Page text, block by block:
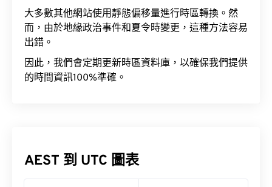
大多數其他網站使用靜態偏移量進行時區轉換。然
而，由於地緣政治事件和夏令時變更，這種方法容易
出錯。
因此，我們會定期更新時區資料庫，以確保我們提供
的時間資訊100%準確。
AEST 到 UTC 圖表